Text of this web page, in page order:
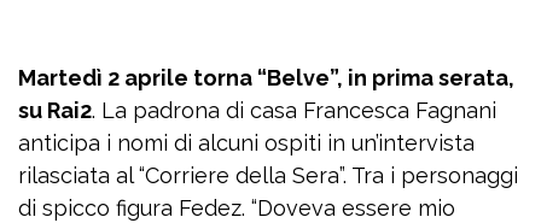
Martedì 2 aprile torna “Belve”, in prima serata,
su Rai2. La padrona di casa Francesca Fagnani
anticipa i nomi di alcuni ospiti in un’intervista
rilasciata al “Corriere della Sera”. Tra i personaggi
di spicco figura Fedez. “Doveva essere mio